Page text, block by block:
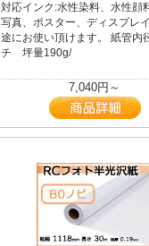
対応インク:水性染料、水性
写真、ポスター、ディスプレ
途にお使い頂けます。 紙管内
チ 坪量190g/
7,040円～